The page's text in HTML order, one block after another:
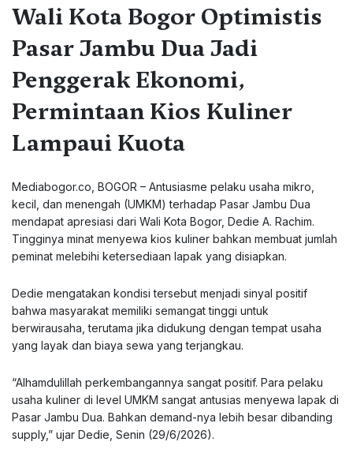
Wali Kota Bogor Optimistis
Pasar Jambu Dua Jadi
Penggerak Ekonomi,
Permintaan Kios Kuliner
Lampaui Kuota
Mediabogor.co, BOGOR – Antusiasme pelaku usaha mikro,
kecil, dan menengah (UMKM) terhadap Pasar Jambu Dua
mendapat apresiasi dari Wali Kota Bogor, Dedie A. Rachim.
Tingginya minat menyewa kios kuliner bahkan membuat jumlah
peminat melebihi ketersediaan lapak yang disiapkan.
Dedie mengatakan kondisi tersebut menjadi sinyal positif
bahwa masyarakat memiliki semangat tinggi untuk
berwirausaha, terutama jika didukung dengan tempat usaha
yang layak dan biaya sewa yang terjangkau.
“Alhamdulillah perkembangannya sangat positif. Para pelaku
usaha kuliner di level UMKM sangat antusias menyewa lapak di
Pasar Jambu Dua. Bahkan demand-nya lebih besar dibanding
supply,” ujar Dedie, Senin (29/6/2026).